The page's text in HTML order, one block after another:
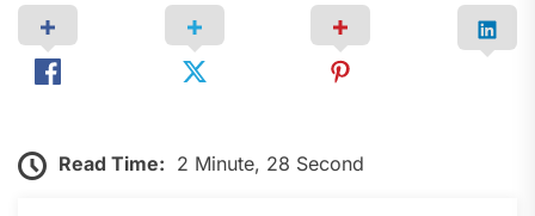
Read Time: 2 Minute, 28 Second